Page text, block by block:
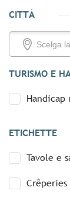
CITTÀ
TURISMO E
Handicap
ETICHETTE
Tavole e
Crêperies